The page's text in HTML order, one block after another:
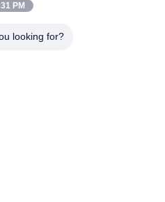
em 20mil RO4350B e FR-4
PM
looking for?